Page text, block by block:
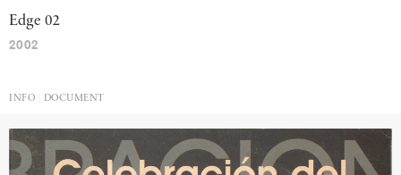
Edge 02
2002
INFO DOCUMENT